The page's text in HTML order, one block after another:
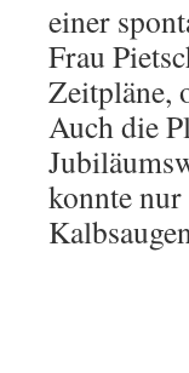
einer
Frau
Zeitpläne,
Auch die
konnte